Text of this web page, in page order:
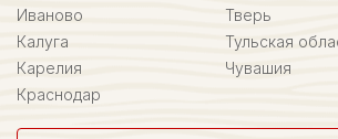
Иваново
Калуга
Карелия
Краснодар
Тверь
Тульская
Чувашия